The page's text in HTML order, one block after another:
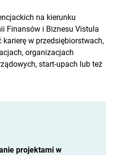
na kierunku
Finansów i Biznesu Vistula
w przedsiębiorstwach,
organizacjach
start-upach lub też
projektami w